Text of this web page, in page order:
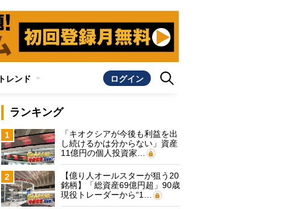
トレンド ログイン
ランキング
1
「キオクシアが今後も利益を出
し続けるかは分からない」資産
11億円の個人投資家…
2
【億り人オールスターが狙う20
銘柄】「総資産69億円超」90歳
現役トレーダーから“1…